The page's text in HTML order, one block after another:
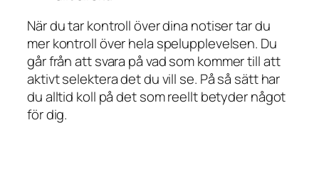
När du tar kontroll över dina notiser tar du
mer kontroll över hela spelupplevelsen. Du
går från att svara på vad som kommer till att
aktivt selektera det du vill se. På så sätt har
du alltid koll på det som reellt betyder något
för dig.